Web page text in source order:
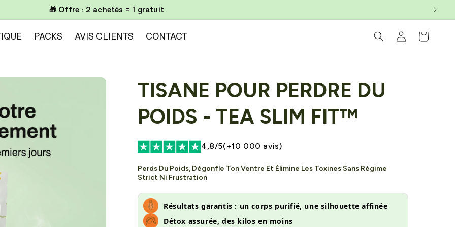
📦 Livraison gratuite à partir de 100€
PACKS AVIS CLIENTS CONTACT ConnexionPanier
TISANE POUR PERDRE DU
POIDS - TEA SLIM FIT™
4,8/5(+10 000 avis)
Perds Du Poids, Dégonfle Ton Ventre Et Élimine Les Toxines Sans Régime
Strict Ni Frustration
Résultats garantis : un corps purifié, une silhouette affinée
Détox assurée, des kilos en moins